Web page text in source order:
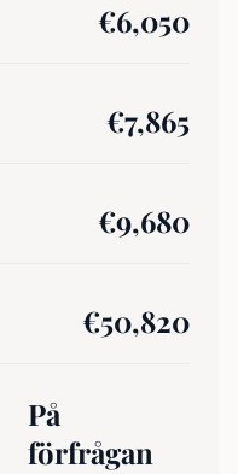
€6,050
€7,865
€9,680
€50,820
På
förfrågan